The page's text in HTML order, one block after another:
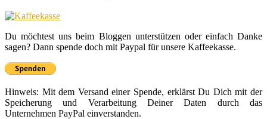
Du möchtest uns beim Bloggen unterstützen oder einfach Danke
sagen? Dann spende doch mit Paypal für unsere Kaffeekasse.
Hinweis: Mit dem Versand einer Spende, erklärst Du Dich mit der
Speicherung und Verarbeitung Deiner Daten durch das
Unternehmen PayPal einverstanden.